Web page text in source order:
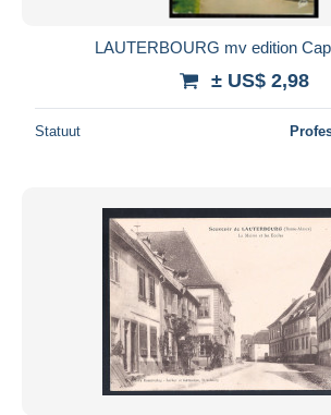
LAUTERBOURG mv edition
± US$ 2,98
Statuut